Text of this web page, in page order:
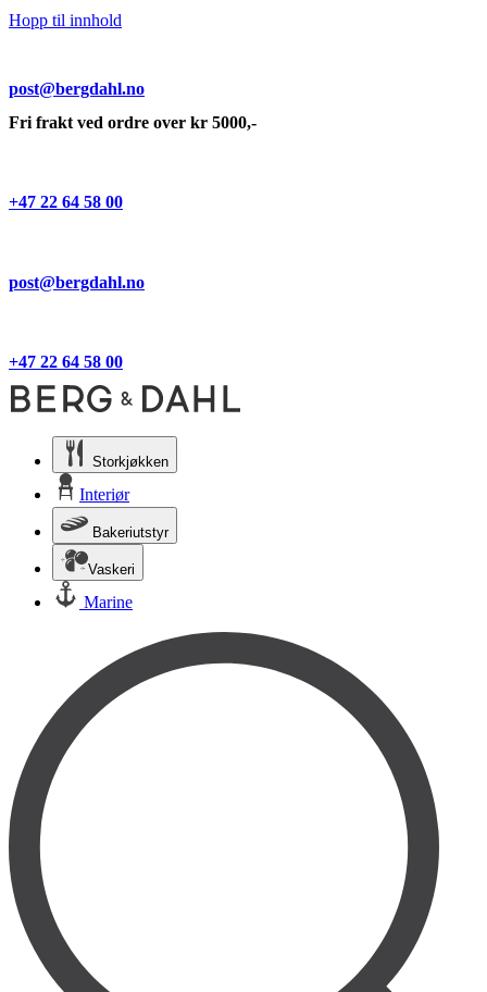
Hopp til innhold
post@bergdahl.no
Fri frakt ved ordre over kr 5000,-
+47 22 64 58 00
post@bergdahl.no
+47 22 64 58 00
Storkjøkken
Interiør
Bakeriutstyr
Vaskeri
Marine